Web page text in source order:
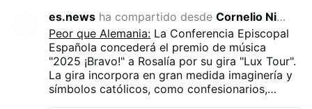
es.news ha compartido desdeCornelio Nino Morales
Peor que Alemania: La Conferencia Episcopal
Española concederá el premio de música
"2025 ¡Bravo!" a Rosalía por su gira "Lux Tour".
La gira incorpora en gran medida imaginería y
símbolos católicos, como confesionarios,